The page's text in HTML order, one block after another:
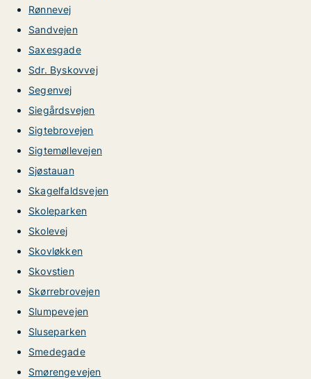
Rønnevej
Sandvejen
Saxesgade
Sdr. Byskovvej
Segenvej
Siegårdsvejen
Sigtebrovejen
Sigtemøllevejen
Sjøstauan
Skagelfaldsvejen
Skoleparken
Skolevej
Skovløkken
Skovstien
Skørrebrovejen
Slumpevejen
Sluseparken
Smedegade
Smørengevejen